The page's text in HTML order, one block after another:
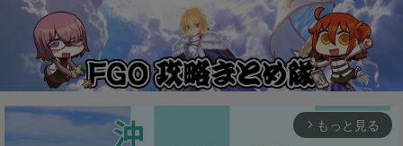
arrow_forward_ios もっと見る